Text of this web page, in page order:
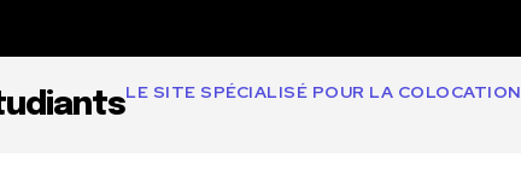
LE SITE SPÉCIALISÉ POUR LA COLOCATION